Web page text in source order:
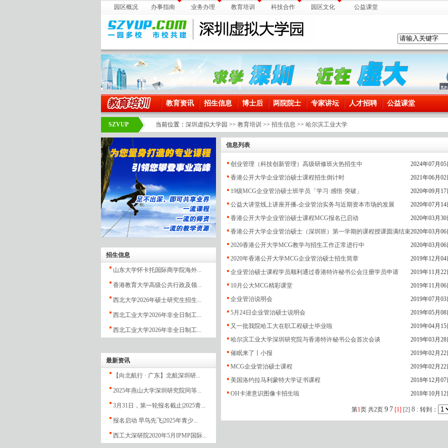
园区概况 办事指南 业务办理 教育培训 科技合作 园区文化 公益课堂
教育资讯 招生信息 博士后 两院院士 专家讲坛 人才招聘 公益课堂
SZVUP 当前位置： 深圳虚拟大学园 >> 教育培训 >> 招生信息 >> 哈尔滨工业大学
招生信息
山东大学怀卡托国际商学院海外...
香港教育大学高级公共行政及领...
西北大学2026年硕士研究生招生...
西北工业大学2026年非全日制工...
西北工业大学2026年非全日制工...
最新资讯
【向北航行 · 广东】北航深圳研...
2025年燕山大学深圳研究院同等...
3月31日，第一轮报名截止|2025青...
报名启动 早鸟先飞|2025年青少...
西工大深研院2020年5月IPMP国际...
信息列表
创业管理（科技创新管理）高级研修班火热招生中
2024年07月05
香港公开大学企业管治硕士课程招生倒计时
2021年06月02
19级MCG企业管治硕士班学员「学习·感悟·突破」
2020年09月17
公益大讲堂线上讲座开播-企业管治实务与近期资本市场的发展
2020年07月14
香港公开大学企业管治硕士课程MCG报名已启动
2020年03月30
香港公开大学企业管治硕士（深圳班）第一学期的课程授课圆满结束2020年03月06
2020香港公开大学MCG教学与招生工作正常进行中
2020年03月06
2020年香港公开大学MCG企业管治硕士招生简章
2019年12月04
企业管治硕士课程学员顺利通过香港特许秘书公会注册学员申请
2019年11月22
10月公大MCG精彩课堂
2019年11月06
企业管治说明会
2019年07月03
5月24日企业管治硕士说明会
2019年05月08
又一批我院哈工大在职工程硕士毕业啦
2019年04月15
哈尔滨工业大学深圳研究院与香港特许秘书公会首次会谈
2019年03月28
催眠来了丨小报
2019年02月22
MCG企业管治硕士课程
2019年02月22
美国洛约拉马利蒙特大学证书课程
2018年12月07
OH卡潜意识图像卡招生啦
2018年10月12
第1页 共2页 9 7 [1] [2] 8 : 转到：